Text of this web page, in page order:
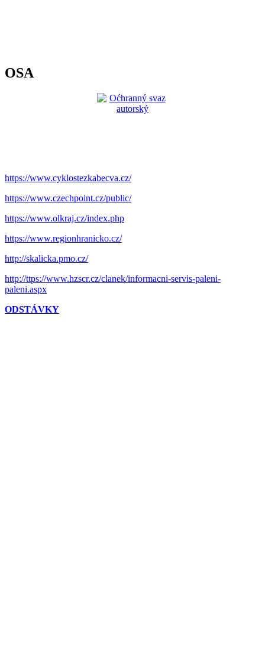
OSA
https://www.cyklostezkabecva.cz/
https://www.czechpoint.cz/public/
https://www.olkraj.cz/index.php
https://www.regionhranicko.cz/
http://skalicka.pmo.cz/
http://ttps://www.hzscr.cz/clanek/informacni-servis-paleni-
paleni.aspx
ODSTÁVKY